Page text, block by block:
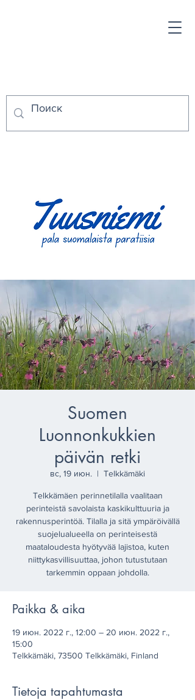
Suomen
Luonnonkukkien
päivän retki
вс, 19 июн.
  |
Telkkämäki
Telkkämäen perinnetilalla vaalitaan
perinteistä savolaista kaskikulttuuria ja
rakennusperintöä. Tilalla ja sitä ympäröivällä
suojelualueella on perinteisestä
maataloudesta hyötyvää lajistoa, kuten
niittykasvillisuuttaa, johon tutustutaan
tarkemmin oppaan johdolla.
Paikka & aika
19 июн. 2022 г., 12:00 – 20 июн. 2022 г.,
15:00
Telkkämäki, 73500 Telkkämäki, Finland
Tietoja tapahtumasta